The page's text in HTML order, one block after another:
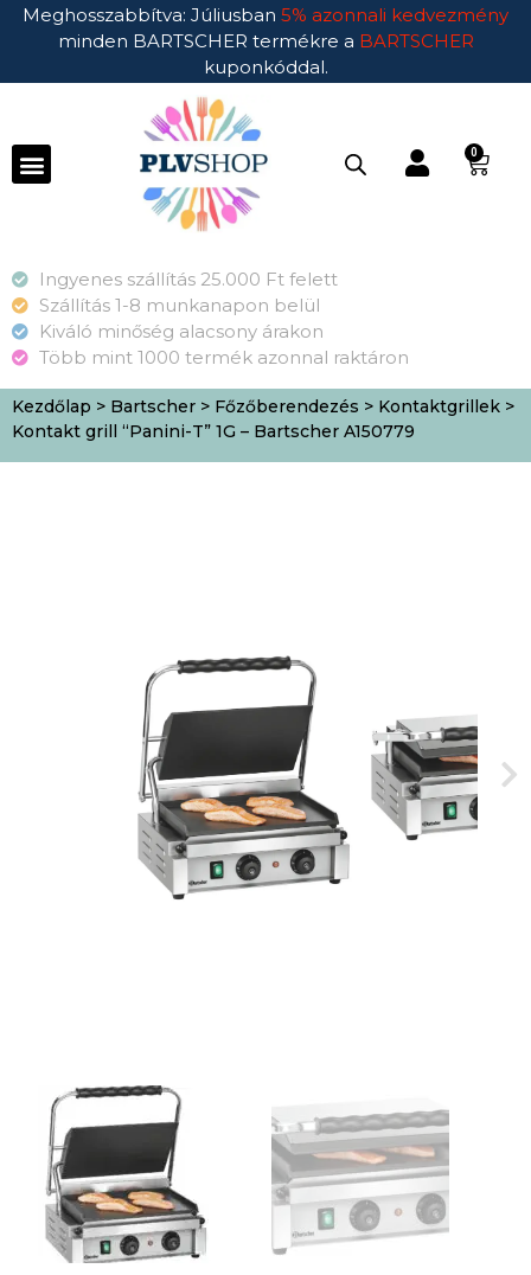
Meghosszabbítva: Júliusban 5% azonnali kedvezmény
minden BARTSCHER termékre a BARTSCHER
kuponkóddal.
0
Ingyenes szállítás 25.000 Ft felett
Szállítás 1-8 munkanapon belül
Kiváló minőség alacsony árakon
Több mint 1000 termék azonnal raktáron
Kezdőlap > Bartscher > Főzőberendezés > Kontaktgrillek >
Kontakt grill “Panini-T” 1G – Bartscher A150779